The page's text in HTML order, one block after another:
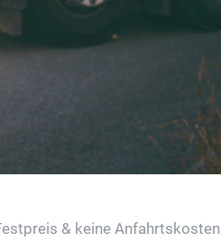
& keine Anfahrtskosten